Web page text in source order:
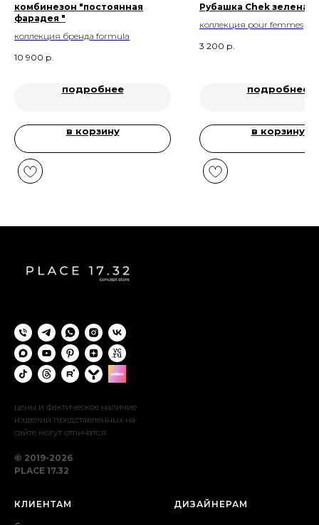
комбинезон "постоянная
фарадея "
коллекция бренда formula
10 900 р.
подробнее
в корзину
Рубашка Chek зеленая
коллекция pour femmes
3 200 р.
подробнее
в корзину
цены и фактическое наличие
изделий представленных на
сайте могут отличатся
© 2019-2026
PLACE 17.32
КЛИЕНТАМ ДИЗАЙНЕРАМ